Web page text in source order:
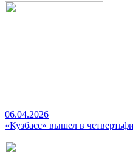
06.04.2026
«Кузбасс» вышел в